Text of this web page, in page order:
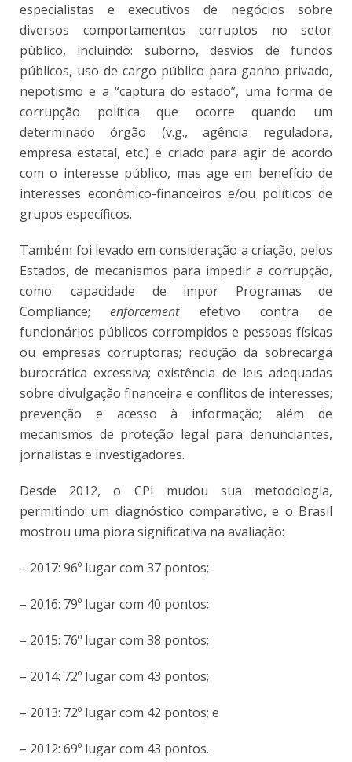
especialistas e executivos de negócios sobre
diversos comportamentos corruptos no setor
público, incluindo: suborno, desvios de fundos
públicos, uso de cargo público para ganho privado,
nepotismo e a “captura do estado”, uma forma de
corrupção política que ocorre quando um
determinado órgão (v.g., agência reguladora,
empresa estatal, etc.) é criado para agir de acordo
com o interesse público, mas age em benefício de
interesses econômico-financeiros e/ou políticos de
grupos específicos.
Também foi levado em consideração a criação, pelos
Estados, de mecanismos para impedir a corrupção,
como: capacidade de impor Programas de
Compliance;enforcementefetivo contra de
funcionários públicos corrompidos e pessoas físicas
ou empresas corruptoras; redução da sobrecarga
burocrática excessiva; existência de leis adequadas
sobre divulgação financeira e conflitos de interesses;
prevenção e acesso à informação; além de
mecanismos de proteção legal para denunciantes,
jornalistas e investigadores.
Desde 2012, o CPI mudou sua metodologia,
permitindo um diagnóstico comparativo, e o Brasil
mostrou uma piora significativa na avaliação:
– 2017: 96º lugar com 37 pontos;
– 2016: 79º lugar com 40 pontos;
– 2015: 76º lugar com 38 pontos;
– 2014: 72º lugar com 43 pontos;
– 2013: 72º lugar com 42 pontos; e
– 2012: 69º lugar com 43 pontos.